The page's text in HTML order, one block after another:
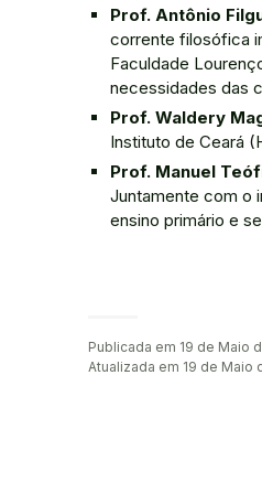
Prof. Antônio
corrente filosófica
Faculdade
necessidades das
Prof. Waldery
Instituto de Ceará
Prof. Manuel
Juntamente com o
ensino primário e
Publicada em 19 de Maio
Atualizada em 19 de Maio